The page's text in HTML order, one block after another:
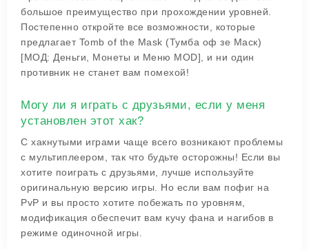
большое преимущество при прохождении уровней.
Постепенно откройте все возможности, которые
предлагает Tomb of the Mask (Тумба оф зе Маск)
[МОД: Деньги, Монеты и Меню MOD], и ни один
противник не станет вам помехой!
Могу ли я играть с друзьями, если у меня
установлен этот хак?
С хакнутыми играми чаще всего возникают проблемы
с мультиплеером, так что будьте осторожны! Если вы
хотите поиграть с друзьями, лучше используйте
оригинальную версию игры. Но если вам пофиг на
PvP и вы просто хотите побежать по уровням,
модификация обеспечит вам кучу фана и нагибов в
режиме одиночной игры.